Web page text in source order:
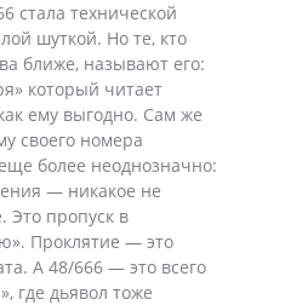
стала технической
шуткой. Но те, кто
ближе, называют его:
который читает
ему выгодно. Сам же
своего номера
более неоднозначно:
— никакое не
Это пропуск в
Проклятие — это
А 48/666 — это всего
где дьявол тоже